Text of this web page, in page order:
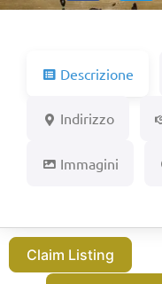
Descrizione
Indirizzo
Immagini
Claim Listing